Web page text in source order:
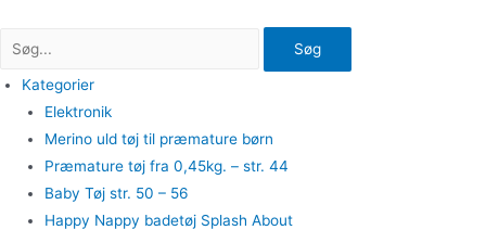
Søg
Kategorier
Elektronik
Merino uld tøj til præmature børn
Præmature tøj fra 0,45kg. – str. 44
Baby Tøj str. 50 – 56
Happy Nappy badetøj Splash About